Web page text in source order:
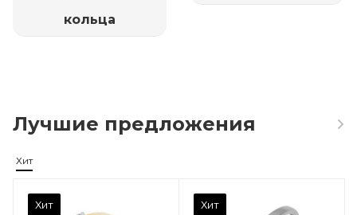
кольца
Лучшие предложения
Хит
Хит Хит